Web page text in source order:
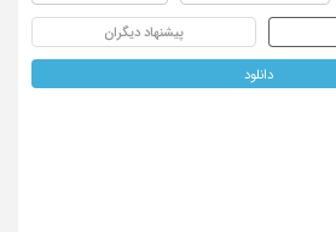
پیشنهاد دیگران
دانلود